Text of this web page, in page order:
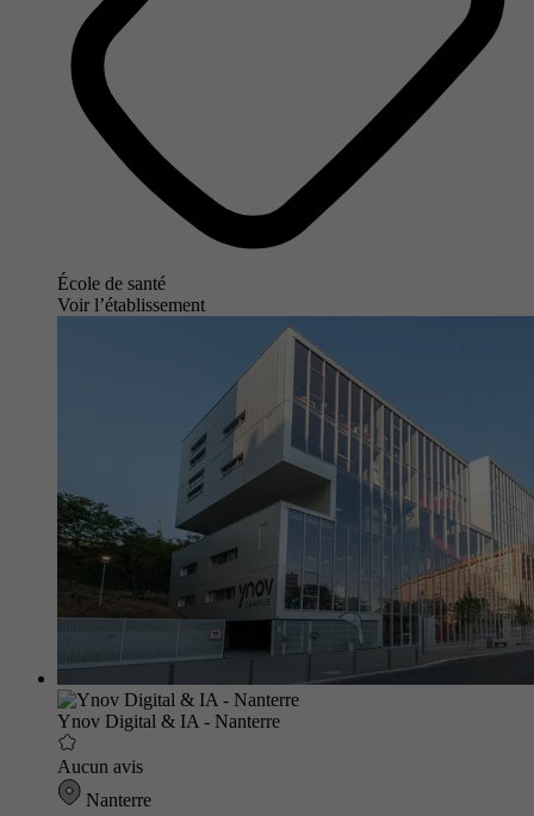
École de santé
Voir l’établissement
Ynov Digital & IA - Nanterre
Aucun avis
Nanterre